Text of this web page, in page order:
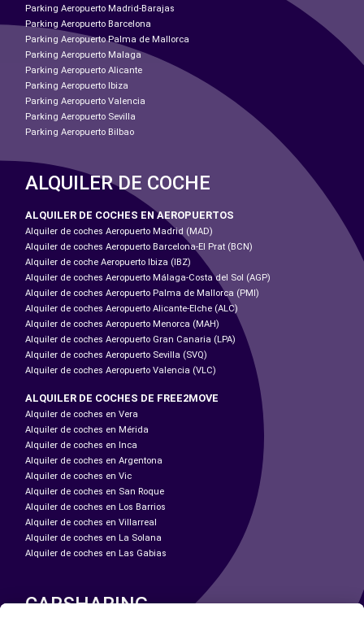
Parking Aeropuerto Madrid-Barajas
Parking Aeropuerto Barcelona
Parking Aeropuerto Palma de Mallorca
Parking Aeropuerto Malaga
Parking Aeropuerto Alicante
Parking Aeropuerto Ibiza
Parking Aeropuerto Valencia
Parking Aeropuerto Sevilla
Parking Aeropuerto Bilbao
ALQUILER DE COCHE
ALQUILER DE COCHES EN AEROPUERTOS
Alquiler de coches Aeropuerto Madrid (MAD)
Alquiler de coches Aeropuerto Barcelona-El Prat (BCN)
Alquiler de coche Aeropuerto Ibiza (IBZ)
Alquiler de coches Aeropuerto Málaga-Costa del Sol (AGP)
Alquiler de coches Aeropuerto Palma de Mallorca (PMI)
Alquiler de coches Aeropuerto Alicante-Elche (ALC)
Alquiler de coches Aeropuerto Menorca (MAH)
Alquiler de coches Aeropuerto Gran Canaria (LPA)
Alquiler de coches Aeropuerto Sevilla (SVQ)
Alquiler de coches Aeropuerto Valencia (VLC)
ALQUILER DE COCHES DE FREE2MOVE
Alquiler de coches en Vera
Alquiler de coches en Mérida
Alquiler de coches en Inca
Alquiler de coches en Argentona
Alquiler de coches en Vic
Alquiler de coches en San Roque
Alquiler de coches en Los Barrios
Alquiler de coches en Villarreal
Alquiler de coches en La Solana
Alquiler de coches en Las Gabias
CARSHARING